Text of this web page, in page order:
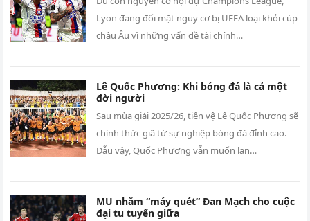
Lyon đang đối mặt nguy cơ bị UEFA loại khỏi cúp
châu Âu vì những vấn đề tài chính…
Lê Quốc Phương: Khi bóng đá là cả một
đời người
Sau mùa giải 2025/26, tiền vệ Lê Quốc Phương sẽ
chính thức giã từ sự nghiệp bóng đá đỉnh cao.
Dẫu vậy, Quốc Phương vẫn muốn lan…
MU nhắm “máy quét” Đan Mạch cho cuộc
đại tu tuyến giữa